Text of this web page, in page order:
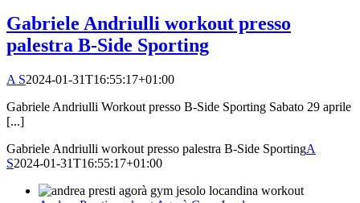
Gabriele Andriulli workout presso
palestra B-Side Sporting
A S2024-01-31T16:55:17+01:00
Gabriele Andriulli Workout presso B-Side Sporting Sabato 29 aprile
[...]
Gabriele Andriulli workout presso palestra B-Side SportingA
S2024-01-31T16:55:17+01:00